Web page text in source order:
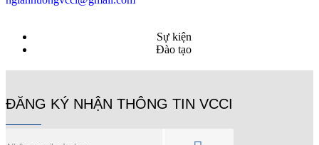
Sự kiện
Đào tạo
ĐĂNG KÝ NHẬN THÔNG TIN VCCI